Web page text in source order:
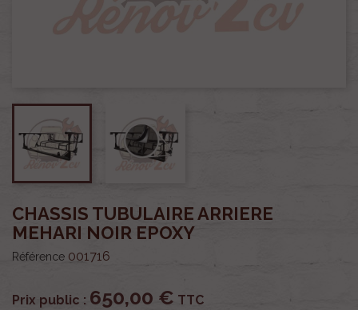
CHASSIS TUBULAIRE ARRIERE
MEHARI NOIR EPOXY
Référence 001716
Prix public : 650,00 € TTC